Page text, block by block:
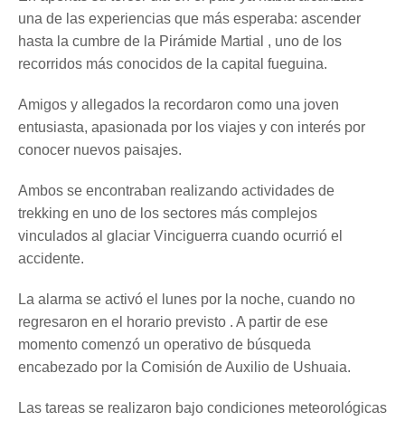
una de las experiencias que más esperaba: ascender
hasta la cumbre de la Pirámide Martial , uno de los
recorridos más conocidos de la capital fueguina.
Amigos y allegados la recordaron como una joven
entusiasta, apasionada por los viajes y con interés por
conocer nuevos paisajes.
Ambos se encontraban realizando actividades de
trekking en uno de los sectores más complejos
vinculados al glaciar Vinciguerra cuando ocurrió el
accidente.
La alarma se activó el lunes por la noche, cuando no
regresaron en el horario previsto . A partir de ese
momento comenzó un operativo de búsqueda
encabezado por la Comisión de Auxilio de Ushuaia.
Las tareas se realizaron bajo condiciones meteorológicas